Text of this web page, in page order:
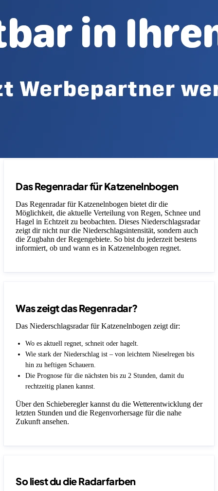
Das Regenradar für Katzenelnbogen
Das Regenradar für Katzenelnbogen bietet dir die
Möglichkeit, die aktuelle Verteilung von Regen, Schnee und
Hagel in Echtzeit zu beobachten. Dieses Niederschlagsradar
zeigt dir nicht nur die Niederschlagsintensität, sondern auch
die Zugbahn der Regengebiete. So bist du jederzeit bestens
informiert, ob und wann es in Katzenelnbogen regnet.
Was zeigt das Regenradar?
Das Niederschlagsradar für Katzenelnbogen zeigt dir:
Wo es aktuell regnet, schneit oder hagelt.
Wie stark der Niederschlag ist – von leichtem Nieselregen bis
hin zu heftigen Schauern.
Die Prognose für die nächsten bis zu 2 Stunden, damit du
rechtzeitig planen kannst.
Über den Schieberegler kannst du die Wetterentwicklung der
letzten Stunden und die Regenvorhersage für die nahe
Zukunft ansehen.
So liest du die Radarfarben